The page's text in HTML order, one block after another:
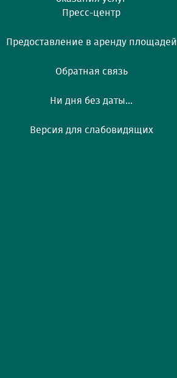
Пресс-центр
Предоставление в аренду площадей
Обратная связь
Ни дня без даты...
Версия для слабовидящих